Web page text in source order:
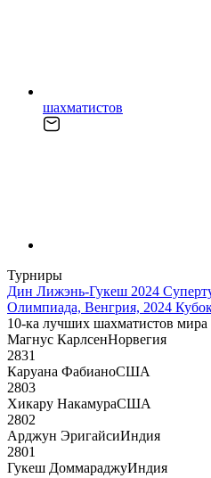
шахматистов
Турниры
Дин Лижэнь-Гукеш 2024
Олимпиада, Венгрия, 2024
10-ка лучших шахматистов мира
Магнус КарлсенНорвегия
2831
Каруана ФабианоСША
2803
Хикару НакамураСША
2802
Арджун ЭригайсиИндия
2801
Гукеш ДоммараджуИндия